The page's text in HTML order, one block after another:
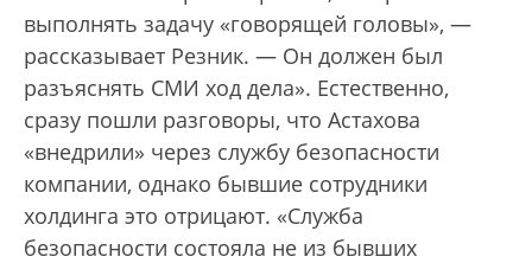
выполнять задачу «говорящей головы», —
рассказывает Резник. — Он должен был
разъяснять СМИ ход дела». Естественно,
сразу пошли разговоры, что Астахова
«внедрили» через службу безопасности
компании, однако бывшие сотрудники
холдинга это отрицают. «Служба
безопасности состояла не из бывших